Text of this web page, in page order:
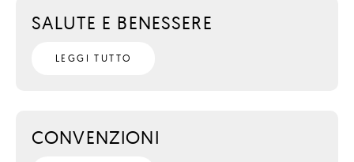
SALUTE E BENESSERE
LEGGI TUTTO
CONVENZIONI